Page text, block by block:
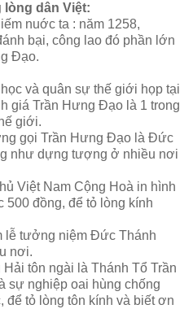
dân Việt:
nuớc ta : năm 1258,
bại, công lao đó phần lớn
Đạo.
và quân sự thế giới họp tại
giá Trần Hưng Đạo là 1 trong
giới.
gọi Trần Hưng Đạo là Đức
như dựng tượng ở nhiều nơi
Việt Nam Cộng Hoà in hình
đồng, để tỏ lòng kính
lễ tưởng niệm Đức Thánh
nơi.
tôn ngài là Thánh Tổ Trần
sự nghiệp oai hùng chống
tỏ lòng tôn kính và biết ơn